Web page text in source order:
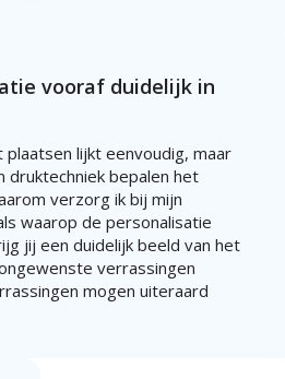
vooraf duidelijk in
lijkt eenvoudig, maar
druktechniek bepalen het
verzorg ik bij mijn
waarop de personalisatie
jij een duidelijk beeld van het
verrassingen
mogen uiteraard